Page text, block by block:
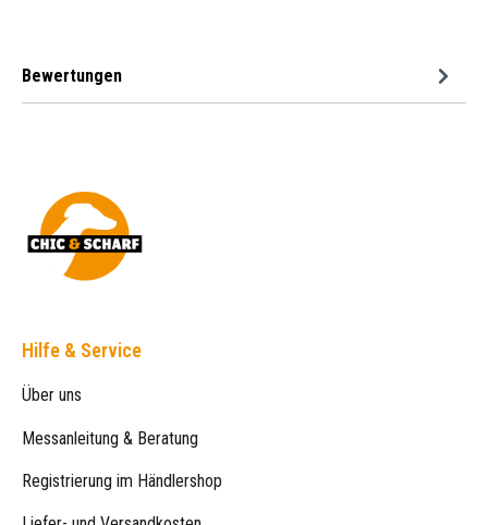
Bewertungen
Hilfe & Service
Über uns
Messanleitung & Beratung
Registrierung im Händlershop